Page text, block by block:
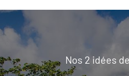
Nos 2 idées